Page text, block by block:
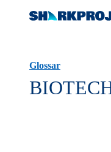
Glossar